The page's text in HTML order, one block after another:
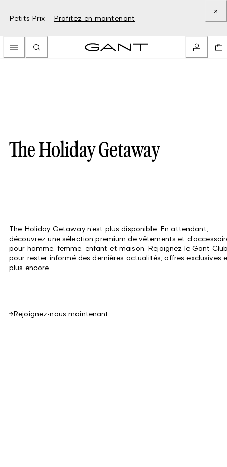
Petits Prix – Profitez-en maintenant
The Holiday Getaway
The Holiday Getawayn’est plus disponible. En attendant,
découvrez une sélection premium de vêtements et
pour homme, femme, enfant et maison. Rejoignez le Gant
pour rester informé des dernières actualités, offres exclusives
plus encore.
Rejoignez-nous maintenant